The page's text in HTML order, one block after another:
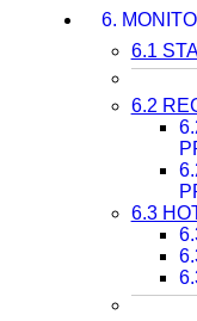
6.
6.1
6.2
6.3